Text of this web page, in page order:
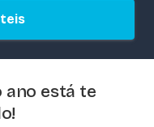
ano está te